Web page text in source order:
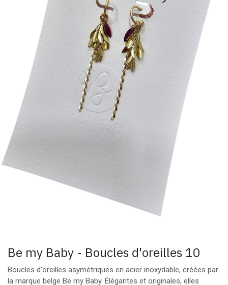
Be my Baby - Boucles d'oreilles 10
Boucles d'oreilles asymétriques en acier inoxydable, créées par
la marque belge Be my Baby. Élégantes et originales, elles